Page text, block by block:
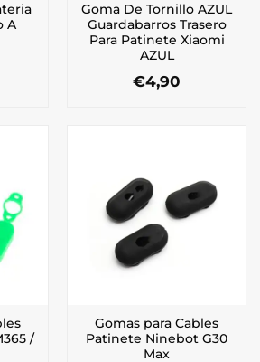
A
Goma De Tornillo AZUL
Guardabarros Trasero
Para Patinete Xiaomi
AZUL
€4,90
/
Gomas para Cables
Patinete Ninebot G30
Max